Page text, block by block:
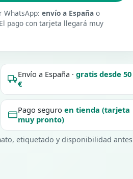
WhatsApp: envío a España o
pago con tarjeta llegará muy
Envío a España · gratis desde 50
€
Pago seguro en tienda (tarjeta
muy pronto)
etiquetado y disponibilidad antes